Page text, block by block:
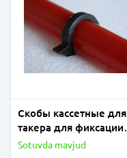
Скобы кассетные для
такера для фиксации
труб напольного
Sotuvda mavjud